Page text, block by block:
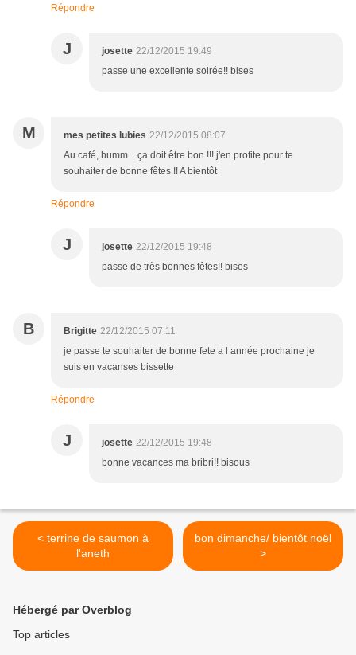
Répondre
J josette 22/12/2015 19:49
passe une excellente soirée!! bises
M mes petites lubies 22/12/2015 08:07
Au café, humm... ça doit être bon !!! j'en profite pour te
souhaiter de bonne fêtes !! A bientôt
Répondre
J josette 22/12/2015 19:48
passe de très bonnes fêtes!! bises
B Brigitte 22/12/2015 07:11
je passe te souhaiter de bonne fete a l année prochaine je
suis en vacanses bissette
Répondre
J josette 22/12/2015 19:48
bonne vacances ma bribri!! bisous
< terrine de saumon à
l'aneth
bon dimanche/ bientôt noël
>
Hébergé par Overblog
Top articles